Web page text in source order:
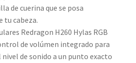
de cuerina que se posa
tu cabeza.
Redragon H260 Hylas RGB
de volúmen integrado para
de sonido a un punto exacto